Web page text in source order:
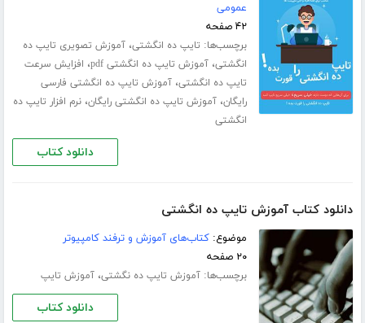
عمومی
۴۲ صفحه
برچسب‌ها: تایپ ده انگشتی،آموزش تصویری تایپ ده
انگشتی،آموزش تایپ ده انگشتی pdf ، افزایش سرعت
تایپ ده انگشتی،آموزش تایپ ده انگشتی فارسی
رایگان،آموزش تایپ ده انگشتی رایگان،نرم افزار تایپ ده
انگشتی
دانلود کتاب
دانلود کتاب آموزش تایپ ده انگشتی
موضوع:کتاب‌های آموزش و ترفند کامپیوتر
۲۰ صفحه
برچسب‌ها:آموزش تایپ ده‌ نگشتی،آموزش تایپ
دانلود کتاب